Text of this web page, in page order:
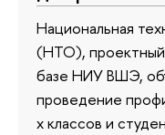
Национальная
(НТО), проектный
базе НИУ ВШЭ,
проведение
х классов и